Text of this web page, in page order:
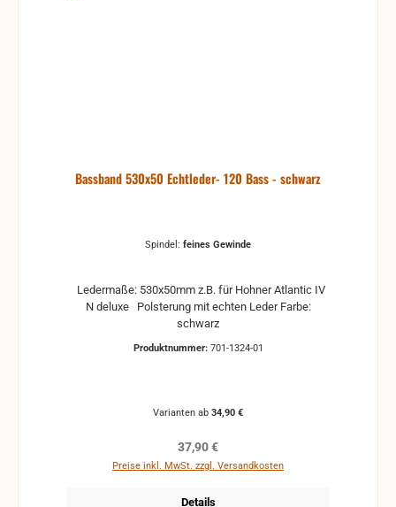
Bassband 530x50 Echtleder- 120 Bass - schwarz
Spindel: feines Gewinde
N deluxe Polsterung mit echten Leder Farbe:
schwarz
Produktnummer: 701-1324-01
Varianten ab 34,90 €
Regulärer Preis:
37,90 €
Preise inkl. MwSt. zzgl. Versandkosten
Details